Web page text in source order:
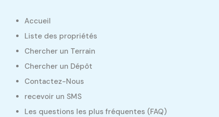
Accueil
Liste des propriétés
Chercher un Terrain
Chercher un Dépôt
Contactez-Nous
recevoir un SMS
Les questions les plus fréquentes (FAQ)